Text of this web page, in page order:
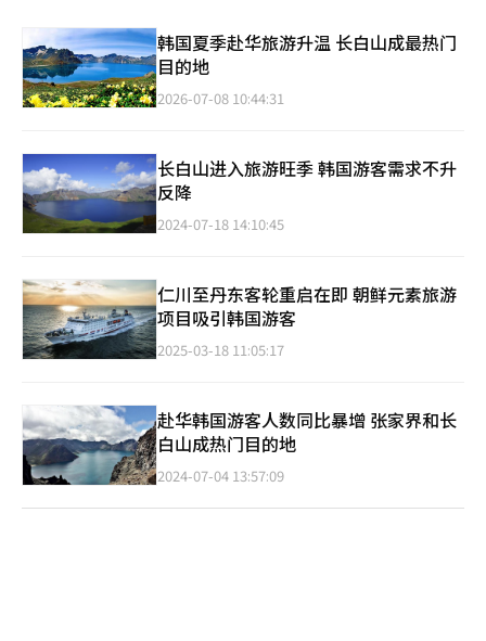
韩国夏季赴华旅游升温 长白山成最热门
目的地
2026-07-08 10:44:31
长白山进入旅游旺季 韩国游客需求不升
反降
2024-07-18 14:10:45
仁川至丹东客轮重启在即 朝鲜元素旅游
项目吸引韩国游客
2025-03-18 11:05:17
赴华韩国游客人数同比暴增 张家界和长
白山成热门目的地
2024-07-04 13:57:09